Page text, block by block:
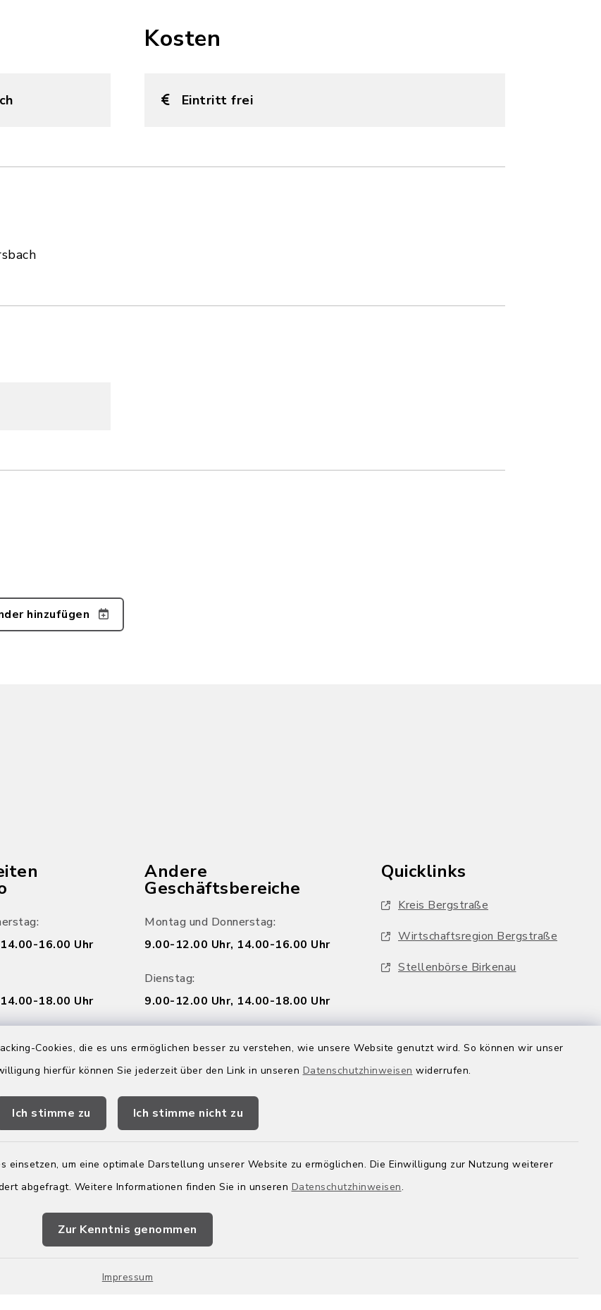
Cookies, die es uns ermöglichen besser zu verstehen, wie unsere Website genutzt wird. So können wir unser
hierfür können Sie jederzeit über den Link in unseren Datenschutzhinweisen widerrufen.
Ich stimme zu Ich stimme nicht zu
um eine optimale Darstellung unserer Website zu ermöglichen. Die Einwilligung zur Nutzung weiterer
abgefragt. Weitere Informationen finden Sie in unseren Datenschutzhinweisen.
Zur Kenntnis genommen
Impressum
Kosten
Eintritt frei
hinzufügen
16.00 Uhr
18.00 Uhr
Andere
Geschäftsbereiche
Montag und Donnerstag:
9.00-12.00 Uhr, 14.00-16.00 Uhr
Dienstag:
9.00-12.00 Uhr, 14.00-18.00 Uhr
9.00-12.00 Uhr
Online Termin vereinbaren
Quicklinks
Kreis Bergstraße
Wirtschaftsregion Bergstraße
Stellenbörse Birkenau